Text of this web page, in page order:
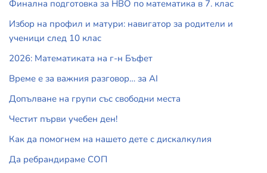
Финална подготовка за НВО по математика в 7. клас
Избор на профил и матури: навигатор за родители и
ученици след 10 клас
2026: Математиката на г-н Бъфет
Време е за важния разговор… за АI
Допълване на групи със свободни места
Честит първи учебен ден!
Как да помогнем на нашето дете с дискалкулия
Да ребрандираме СОП